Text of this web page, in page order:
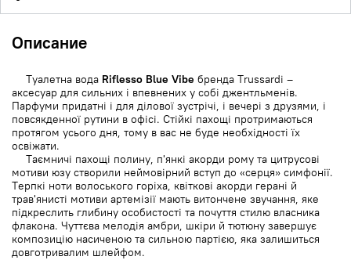
Описание
Туалетна вода Riflesso Blue Vibe бренда Trussardi –
аксесуар для сильних і впевнених у собі джентльменів.
Парфуми придатні і для ділової зустрічі, і вечері з друзями, і
повсякденної рутини в офісі. Стійкі пахощі протримаються
протягом усього дня, тому в вас не буде необхідності їх
освіжати.
Таємничі пахощі полину, п'янкі акорди рому та цитрусові
мотиви юзу створили неймовірний вступ до «серця» симфонії.
Терпкі ноти волоського горіха, квіткові акорди герані й
трав'янисті мотиви артемізії мають витончене звучання, яке
підкреслить глибину особистості та почуття стилю власника
флакона. Чуттєва мелодія амбри, шкіри й тютюну завершує
композицію насиченою та сильною партією, яка залишиться
довготривалим шлейфом.